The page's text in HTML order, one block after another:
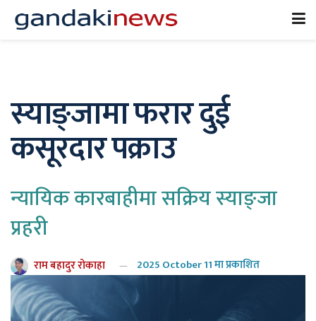
स्याङ्जामा फरार दुई
कसूरदार पक्राउ
न्यायिक कारबाहीमा सक्रिय स्याङ्जा
प्रहरी
राम बहादुर रोकाहा 2025 October 11 मा प्रकाशित